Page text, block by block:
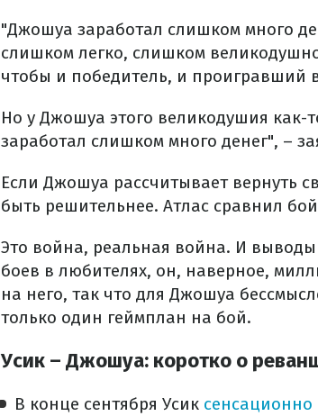
"Джошуа заработал слишком много
слишком легко, слишком
чтобы и победитель, и проигравший
Но у Джошуа этого великодушия как-
заработал слишком много денег", –
Если Джошуа рассчитывает вернуть
быть решительнее. Атлас сравнил
Это война, реальная война. И
боев в любителях, он, наверное,
на него, так что для Джошуа
только один геймплан на бой.
Усик – Джошуа: коротко о
В конце сентября Усик сенсационно